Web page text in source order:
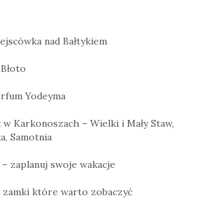
nad Bałtykiem
Yodeyma
Karkonoszach – Wielki i Mały Staw,
Samotnia
zaplanuj swoje wakacje
zamki które warto zobaczyć